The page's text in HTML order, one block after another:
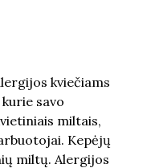
kviečiams
savo
miltais,
Kepėjų
miltų. Alergijos